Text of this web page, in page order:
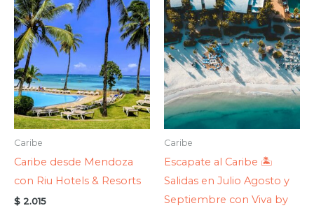
Caribe
Caribe desde Mendoza
con Riu Hotels & Resorts
$ 2.015
Caribe
Escapate al Caribe 🏝️
Salidas en Julio Agosto y
Septiembre con Viva by